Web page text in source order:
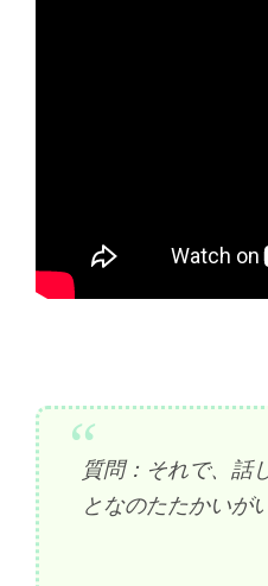
質問：それで、話
となのたたかいが